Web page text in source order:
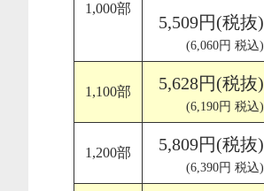
1,000部
5,509円(税抜)
(6,060円 税込)
1,100部 5,628円(税抜)
(6,190円 税込)
1,200部 5,809円(税抜)
(6,390円 税込)